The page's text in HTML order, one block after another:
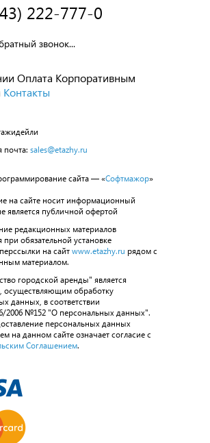
222-777-0
звонок...
Оплата Корпоративным
Контакты
почта: sales@etazhy.ru
сайта — «Софтмажор»
на сайте носит информационный
является публичной офертой
редакционных материалов
при обязательной установке
на сайт www.etazhy.ru рядом с
материалом.
городской аренды" является
осуществляющим обработку
данных, в соответствии
2006 №152 "О персональных данных".
персональных данных
на данном сайте означает согласие с
Соглашением.